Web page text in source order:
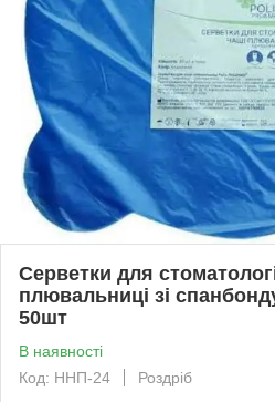
Серветки для
плювальниці зі
50шт
В наявності
Код: ННП-24
Роздріб